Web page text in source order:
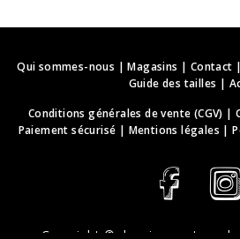
Qui sommes-nous |Magasins | Contact |
Guide des tailles |
Conditions générales de vente (CGV) |
Paiement sécurisé | Mentions légales |
Copyright © deguisements-